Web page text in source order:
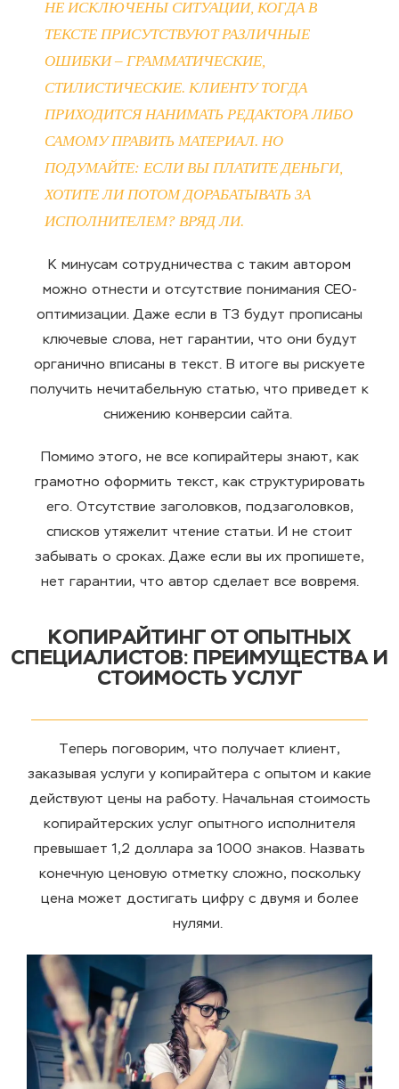
НЕ ИСКЛЮЧЕНЫ СИТУАЦИИ, КОГДА В
ТЕКСТЕ ПРИСУТСТВУЮТ РАЗЛИЧНЫЕ
ОШИБКИ – ГРАММАТИЧЕСКИЕ,
СТИЛИСТИЧЕСКИЕ. КЛИЕНТУ ТОГДА
ПРИХОДИТСЯ НАНИМАТЬ РЕДАКТОРА ЛИБО
САМОМУ ПРАВИТЬ МАТЕРИАЛ. НО
ПОДУМАЙТЕ: ЕСЛИ ВЫ ПЛАТИТЕ ДЕНЬГИ,
ХОТИТЕ ЛИ ПОТОМ ДОРАБАТЫВАТЬ ЗА
ИСПОЛНИТЕЛЕМ? ВРЯД ЛИ.
К минусам сотрудничества с таким автором
можно отнести и отсутствие понимания СЕО-
оптимизации. Даже если в ТЗ будут прописаны
ключевые слова, нет гарантии, что они будут
органично вписаны в текст. В итоге вы рискуете
получить нечитабельную статью, что приведет к
снижению конверсии сайта.
Помимо этого, не все копирайтеры знают, как
грамотно оформить текст, как структурировать
его. Отсутствие заголовков, подзаголовков,
списков утяжелит чтение статьи. И не стоит
забывать о сроках. Даже если вы их пропишете,
нет гарантии, что автор сделает все вовремя.
КОПИРАЙТИНГ ОТ ОПЫТНЫХ
СПЕЦИАЛИСТОВ: ПРЕИМУЩЕСТВА И
СТОИМОСТЬ УСЛУГ
Теперь поговорим, что получает клиент,
заказывая услуги у копирайтера с опытом и какие
действуют цены на работу. Начальная стоимость
копирайтерских услуг опытного исполнителя
превышает 1,2 доллара за 1000 знаков. Назвать
конечную ценовую отметку сложно, поскольку
цена может достигать цифру с двумя и более
нулями.